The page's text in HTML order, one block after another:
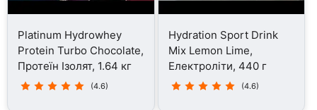
Platinum Hydrowhey
Protein Turbo Chocolate,
Протеїн Ізолят, 1.64 кг
(4.6)
Hydration Sport Drink
Mix Lemon Lime,
Електроліти, 440 г
(4.6)